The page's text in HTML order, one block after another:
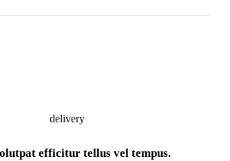
efficitur tellus vel tempus.